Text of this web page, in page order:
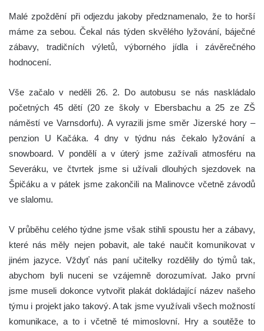
Malé zpoždění při odjezdu jakoby předznamenalo, že to horší
máme za sebou. Čekal nás týden skvělého lyžování, báječné
zábavy, tradičních výletů, výborného jídla i závěrečného
hodnocení.
Vše začalo v neděli 26. 2. Do autobusu se nás naskládalo
početných 45 dětí (20 ze školy v Ebersbachu a 25 ze ZŠ
náměstí ve Varnsdorfu). A vyrazili jsme směr Jizerské hory –
penzion U Kačáka. 4 dny v týdnu nás čekalo lyžování a
snowboard. V pondělí a v úterý jsme zažívali atmosféru na
Severáku, ve čtvrtek jsme si užívali dlouhých sjezdovek na
Špičáku a v pátek jsme zakončili na Malinovce včetně závodů
ve slalomu.
V průběhu celého týdne jsme však stihli spoustu her a zábavy,
které nás měly nejen pobavit, ale také naučit komunikovat v
jiném jazyce. Vždyť nás paní učitelky rozdělily do týmů tak,
abychom byli nuceni se vzájemně dorozumívat. Jako první
jsme museli dokonce vytvořit plakát dokládající název našeho
týmu i projekt jako takový. A tak jsme využívali všech možností
komunikace, a to i včetně té mimoslovní. Hry a soutěže to